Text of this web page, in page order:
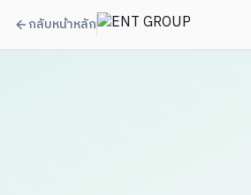
กลับหน้าหลัก